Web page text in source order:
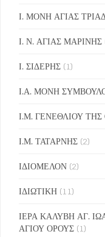
Ι. ΜΟΝΗ ΑΓΙΑΣ
Ι. Ν. ΑΓΙΑΣ ΜΑΡΙΝΗΣ
Ι. ΣΙΔΕΡΗΣ (1)
Ι.Α. ΜΟΝΗ
Ι.Μ. ΓΕΝΕΘΛΙΟΥ
Ι.Μ. ΤΑΤΑΡΝΗΣ (2)
ΙΔΙΟΜΕΛΟΝ (2)
ΙΔΙΩΤΙΚΗ (11)
ΙΕΡΑ ΚΑΛΥΒΗ ΑΓ.
ΑΓΙΟΥ ΟΡΟΥΣ (1)